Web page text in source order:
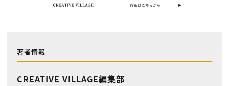
著者情報
CREATIVE VILLAGE編集部